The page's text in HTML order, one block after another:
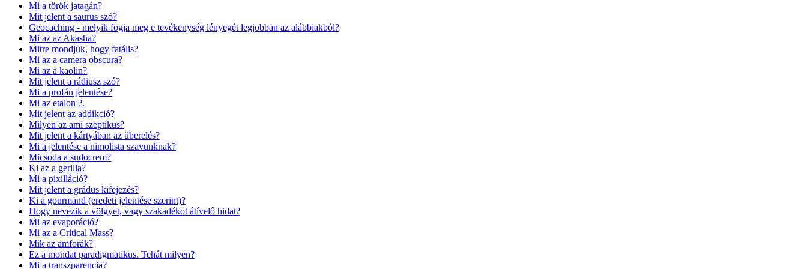
Mi a török jatagán?
Mit jelent a saurus szó?
Geocaching - melyik fogja meg e tevékenység lényegét legjobban az alábbiakból?
Mi az az Akasha?
Mitre mondjuk, hogy fatális?
Mi az a camera obscura?
Mi az a kaolin?
Mit jelent a rádiusz szó?
Mi a profán jelentése?
Mi az etalon ?.
Mit jelent az addikció?
Milyen az ami szeptikus?
Mit jelent a kártyában az überelés?
Mi a jelentése a nimolista szavunknak?
Micsoda a sudocrem?
Ki az a gerilla?
Mi a pixilláció?
Mit jelent a grádus kifejezés?
Ki a gourmand (eredeti jelentése szerint)?
Hogy nevezik a völgyet, vagy szakadékot átívelő hidat?
Mi az evaporáció?
Mi az a Critical Mass?
Mik az amforák?
Ez a mondat paradigmatikus. Tehát milyen?
Mi a transzparencia?